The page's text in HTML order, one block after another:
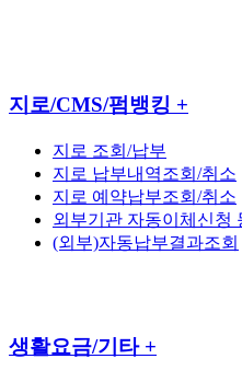
지로/CMS/펌뱅킹 +
지로 조회/납부
지로 납부내역조회/취소
지로 예약납부조회/취소
외부기관 자동이체신청
(외부)자동납부결과조회
생활요금/기타 +